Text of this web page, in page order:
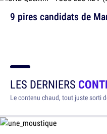
9 pires candidats de
LES DERNIERS
Le contenu chaud, tout juste sorti